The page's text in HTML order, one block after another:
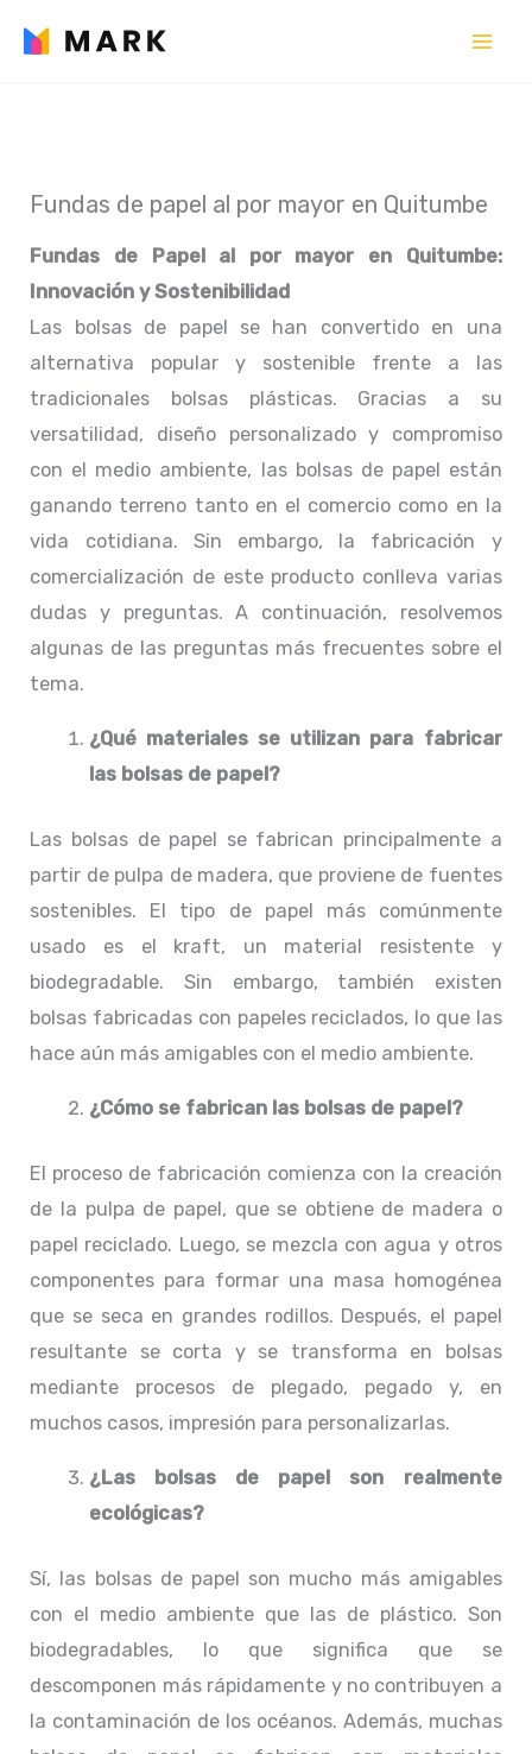
Fundas de papel al por mayor en Quitumbe
Fundas de Papel al por mayor en Quitumbe:
Innovación y Sostenibilidad
Las bolsas de papel se han convertido en una
alternativa popular y sostenible frente a las
tradicionales bolsas plásticas. Gracias a su
versatilidad, diseño personalizado y compromiso
con el medio ambiente, las bolsas de papel están
ganando terreno tanto en el comercio como en la
vida cotidiana. Sin embargo, la fabricación y
comercialización de este producto conlleva varias
dudas y preguntas. A continuación, resolvemos
algunas de las preguntas más frecuentes sobre el
tema.
¿Qué materiales se utilizan para fabricar
las bolsas de papel?
Las bolsas de papel se fabrican principalmente a
partir de pulpa de madera, que proviene de fuentes
sostenibles. El tipo de papel más comúnmente
usado es el kraft, un material resistente y
biodegradable. Sin embargo, también existen
bolsas fabricadas con papeles reciclados, lo que las
hace aún más amigables con el medio ambiente.
¿Cómo se fabrican las bolsas de papel?
El proceso de fabricación comienza con la creación
de la pulpa de papel, que se obtiene de madera o
papel reciclado. Luego, se mezcla con agua y otros
componentes para formar una masa homogénea
que se seca en grandes rodillos. Después, el papel
resultante se corta y se transforma en bolsas
mediante procesos de plegado, pegado y, en
muchos casos, impresión para personalizarlas.
¿Las bolsas de papel son realmente
ecológicas?
Sí, las bolsas de papel son mucho más amigables
con el medio ambiente que las de plástico. Son
biodegradables, lo que significa que se
descomponen más rápidamente y no contribuyen a
la contaminación de los océanos. Además, muchas